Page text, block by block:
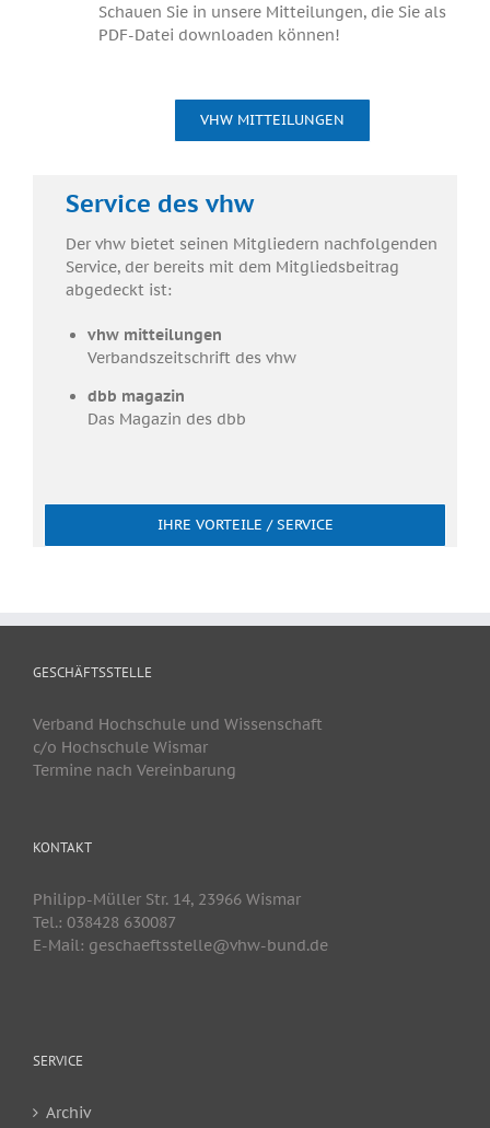
Schauen Sie in unsere Mitteilungen, die Sie als
PDF-Datei downloaden können!
VHW MITTEILUNGEN
Service des vhw
Der vhw bietet seinen Mitgliedern nachfolgenden
Service, der bereits mit dem Mitgliedsbeitrag
abgedeckt ist:
vhw mitteilungen
Verbandszeitschrift des vhw
dbb magazin
Das Magazin des dbb
IHRE VORTEILE / SERVICE
GESCHÄFTSSTELLE
Verband Hochschule und Wissenschaft
c/o Hochschule Wismar
Termine nach Vereinbarung
KONTAKT
Philipp-Müller Str. 14, 23966 Wismar
Tel.: 038428 630087
E-Mail: geschaeftsstelle@vhw-bund.de
SERVICE
Archiv